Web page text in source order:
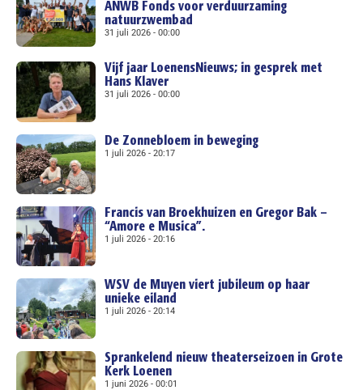
ANWB Fonds voor verduurzaming
natuurzwembad
31 juli 2026 00:00
Vijf jaar LoenensNieuws; in gesprek met
Hans Klaver
31 juli 2026 00:00
De Zonnebloem in beweging
1 juli 2026 20:17
Francis van Broekhuizen en Gregor Bak –
“Amore e Musica”.
1 juli 2026 20:16
WSV de Muyen viert jubileum op haar
unieke eiland
1 juli 2026 20:14
Sprankelend nieuw theaterseizoen in Grote
Kerk Loenen
1 juni 2026 00:01